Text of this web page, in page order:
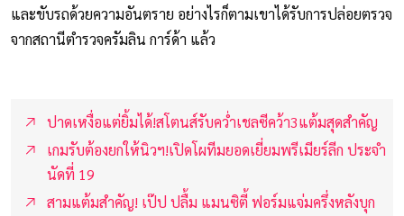
และขับรถด้วยความอันตราย อย่างไรก็ตามเขาได้รับการปล่อยตรวจ
จากสถานีตำรวจครัมลิน การ์ด้า แล้ว
ปาดเหงื่อแต่ยิ้มได้!สโตนส์รับคว่ำเชลซีคว้า3แต้มสุดสำคัญ
เกมรับต้องยกให้นิวฯ!เปิดโผทีมยอดเยี่ยมพรีเมียร์ลีก ประจำ
นัดที่ 19
สามแต้มสำคัญ! เป๊ป ปลื้ม แมนซิตี้ ฟอร์มแจ่มครึ่งหลังบุก